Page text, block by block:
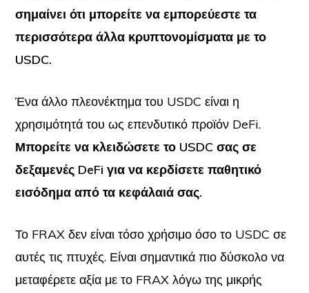
σημαίνει ότι μπορείτε να εμπορεύεστε τα
περισσότερα άλλα κρυπτονομίσματα με το
USDC.
Ένα άλλο πλεονέκτημα του USDC είναι η
χρησιμότητά του ως επενδυτικό προϊόν DeFi.
Μπορείτε να κλειδώσετε το USDC σας σε
δεξαμενές DeFi για να κερδίσετε παθητικό
εισόδημα από τα κεφάλαιά σας.
Το FRAX δεν είναι τόσο χρήσιμο όσο το USDC σε
αυτές τις πτυχές. Είναι σημαντικά πιο δύσκολο να
μεταφέρετε αξία με το FRAX λόγω της μικρής